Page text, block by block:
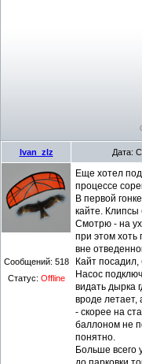
Ivan_zlz Дата:
Сообщений: 518
Статус: Offline
Еще хотел
процессе
В первой
кайте. Клипсы
Смотрю - на
при этом
вне
Кайт посадил,
Насос
видать дырка
вроде летает,
- скорее на
баллоном не
понятно.
Больше всего